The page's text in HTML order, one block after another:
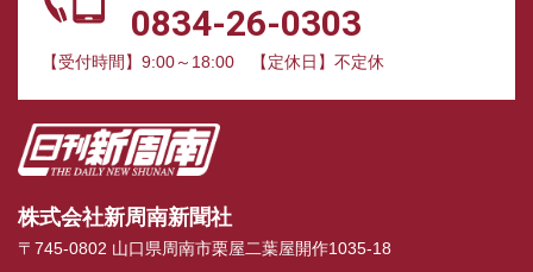
0834-26-0303
【受付時間】9:00～18:00 【定休日】不定休
株式会社新周南新聞社
〒745-0802 山口県周南市栗屋二葉屋開作1035-18